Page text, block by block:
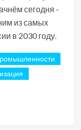
сегодня -
из самых
в 2030 году.